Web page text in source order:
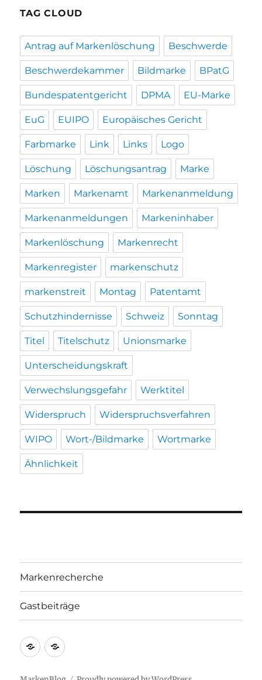
TAG CLOUD
Antrag auf Markenlöschung Beschwerde
Beschwerdekammer Bildmarke BPatG
Bundespatentgericht DPMA EU-Marke
EuG EUIPO Europäisches Gericht
Farbmarke Link Links Logo
Löschung Löschungsantrag Marke
Marken Markenamt Markenanmeldung
Markenanmeldungen Markeninhaber
Markenlöschung Markenrecht
Markenregister markenschutz
markenstreit Montag Patentamt
Schutzhindernisse Schweiz Sonntag
Titel Titelschutz Unionsmarke
Unterscheidungskraft
Verwechslungsgefahr Werktitel
Widerspruch Widerspruchsverfahren
WIPO Wort-/Bildmarke Wortmarke
Ähnlichkeit
Markenrecherche
Gastbeiträge
Markenrecherche
Gastbeiträge